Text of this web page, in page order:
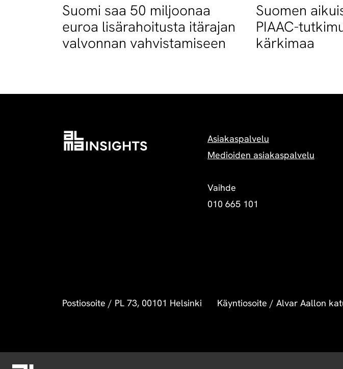
Suomi saa 50 miljoonaa
euroa lisärahoitusta itärajan
valvonnan vahvistamiseen
Suomen
PIAAC-
kärkimaa
Asiakaspalvelu
Medioiden asiakaspalvelu
Vaihde
010 665 101
Postiosoite / PL 73, 00101 Helsinki Käyntiosoite / Alvar Aallon